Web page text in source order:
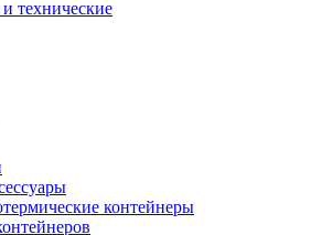
технические
контейнеры